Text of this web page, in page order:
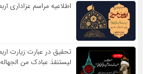
اطلاعیه مراسم عزاداری
تحقیق در عبارت زیارت
لیستنقذ عبادک من الجهاله